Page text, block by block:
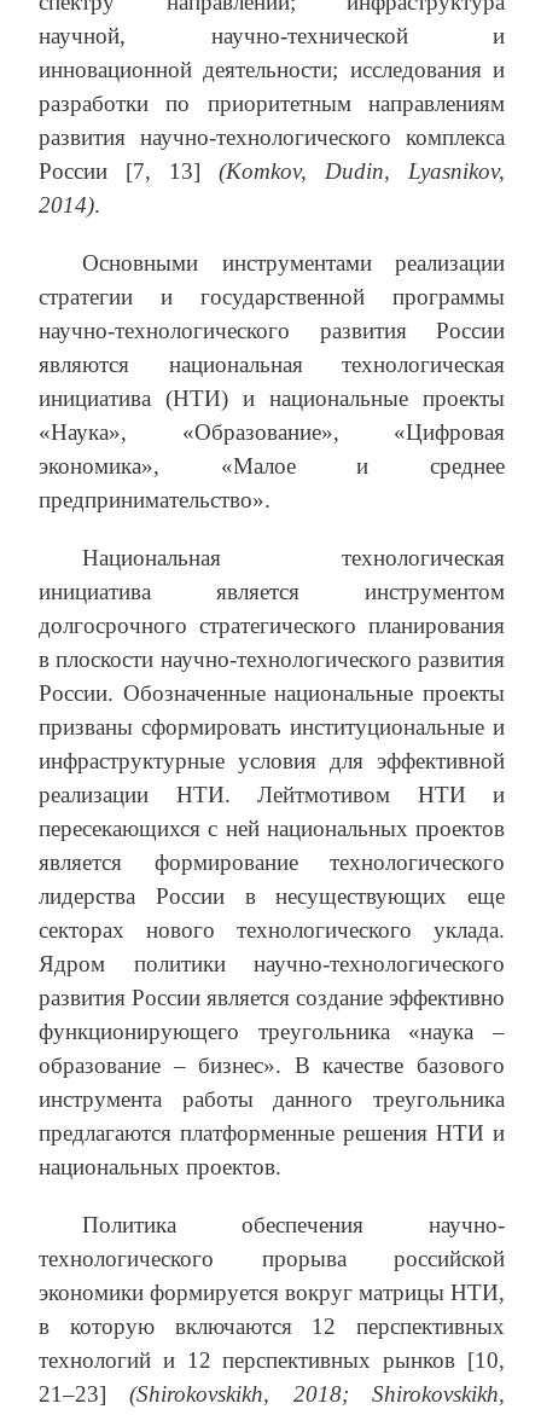
научной, научно-технической и
инновационной деятельности; исследования и
разработки по приоритетным направлениям
развития научно-технологического комплекса
России [7, 13] (Komkov, Dudin, Lyasnikov,
2014).
Основными инструментами реализации
стратегии и государственной программы
научно-технологического развития России
являются национальная технологическая
инициатива (НТИ) и национальные проекты
«Наука», «Образование», «Цифровая
экономика», «Малое и среднее
предпринимательство».
Национальная технологическая
инициатива является инструментом
долгосрочного стратегического планирования
в плоскости научно-технологического развития
России. Обозначенные национальные проекты
призваны сформировать институциональные и
инфраструктурные условия для эффективной
реализации НТИ. Лейтмотивом НТИ и
пересекающихся с ней национальных проектов
является формирование технологического
лидерства России в несуществующих еще
секторах нового технологического уклада.
Ядром политики научно-технологического
развития России является создание эффективно
функционирующего треугольника «наука –
образование – бизнес». В качестве базового
инструмента работы данного треугольника
предлагаются платформенные решения НТИ и
национальных проектов.
Политика обеспечения научно-
технологического прорыва российской
экономики формируется вокруг матрицы НТИ,
в которую включаются 12 перспективных
технологий и 12 перспективных рынков [10,
21–23](Shirokovskikh, 2018; Shirokovskikh,